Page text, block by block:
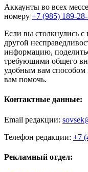
Аккаунты во всех
номеру +7 (985) 189-
Если вы столкнулись с
другой
информацию,
требующими общего
удобным вам способом
вам помочь.
Контактные данные:
Email редакции:
Телефон редакции: +7
Рекламный отдел: